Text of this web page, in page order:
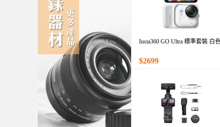
Insta360 GO Ultra 標準套裝 白
$2699